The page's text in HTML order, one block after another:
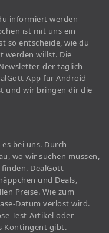
informiert werden
ist mit uns ein
so entscheide, wie du
werden willst. Die
der täglich
App für Android
und wir bringen dir die
bei uns. Durch
wo wir suchen müssen,
DealGott
und Deals,
Preise. Wie zum
Datum verlost wird.
Test-Artikel oder
Kontingent gibt.